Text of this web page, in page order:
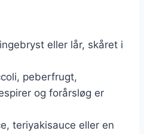
eller lår, skåret i
peberfrugt,
og forårsløg er
teriyakisauce eller en